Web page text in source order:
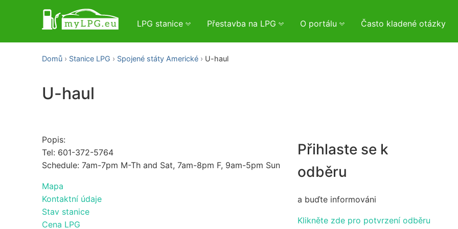
LPG stanice Přestavba na LPG O portálu Často kladené otázky
Domů Stanice LPG Spojené státy Americké U-haul
U-haul
Popis:
Tel: 601-372-5764
Schedule: 7am-7pm M-Th and Sat, 7am-8pm F, 9am-5pm Sun
Mapa
Kontaktní údaje
Stav stanice
Cena LPG
Přihlaste se k
odběru
a buďte informováni
Klikněte zde pro potvrzení odběru